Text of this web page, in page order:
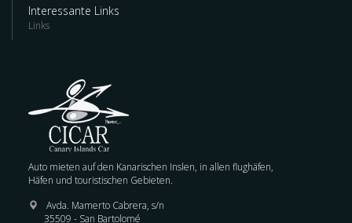
Interessante Links
Links
Auto mieten auf den Kanarischen Inslen, in allen flughäfen,
Häfen und touristischen Gebieten.
Avda. Mamerto Cabrera, s/n
35509 - San Bartolomé